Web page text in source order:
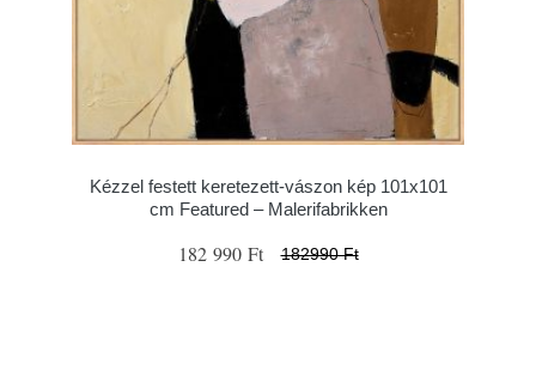
Kézzel festett keretezett-vászon kép 101x101
cm Featured – Malerifabrikken
182 990 Ft 182990 Ft